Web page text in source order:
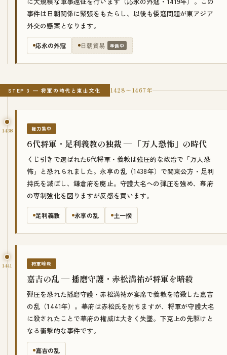
事件は日朝関係に緊張をもたらし、以後も倭寇問題が東アジア
外交の懸案となります。
応永の外寇 日朝貿易 準備中
STEP 3 — 将軍の時代と東山文化 1428〜1467年
1438 権力集中
6代将軍・足利義教の独裁 — 「万人恐怖」の時代
くじ引きで選ばれた6代将軍・義教は強圧的な政治で「万人恐
怖」と恐れられました。永享の乱（1438年）で関東公方・足利
持氏を滅ぼし、鎌倉府を廃止。守護大名への弾圧を強め、幕府
の専制強化を図りますが反感を買います。
足利義教 永享の乱 土一揆
1441 将軍暗殺
嘉吉の乱 — 播磨守護・赤松満祐が将軍を暗殺
弾圧を恐れた播磨守護・赤松満祐が宴席で義教を暗殺した嘉吉
の乱（1441年）。幕府は赤松氏を討ちますが、将軍が守護大名
に殺されたことで幕府の権威は大きく失墜。下克上の先駆けと
なる衝撃的な事件です。
嘉吉の乱